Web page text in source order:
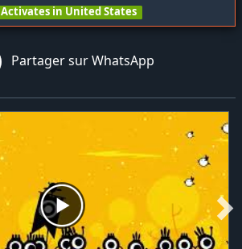
Activates in United States
Partager sur WhatsApp